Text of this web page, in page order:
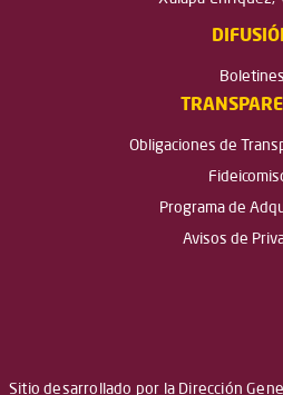
Boletines
Obligaciones de
Programa de
Avisos de
Sitio desarrollado por la Dirección